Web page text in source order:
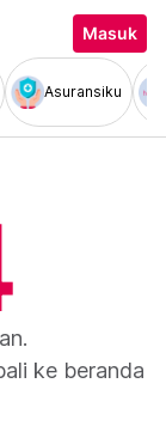
Masuk
Asuransiku
ke beranda